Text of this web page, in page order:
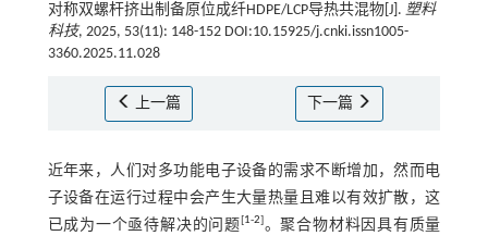
对称双螺杆挤出制备原位成纤HDPE/LCP导热共混物[J]. 塑料
科技, 2025, 53(11): 148-152 DOI:10.15925/j.cnki.issn1005-
3360.2025.11.028
上一篇 下一篇
近年来，人们对多功能电子设备的需求不断增加，然而电
子设备在运行过程中会产生大量热量且难以有效扩散，这
已成为一个亟待解决的问题[1-2]。聚合物材料因具有质量